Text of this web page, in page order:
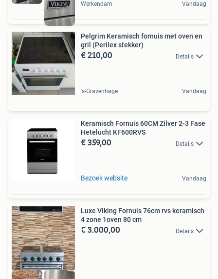
Werkendam Vandaag
Pelgrim Keramisch fornuis met oven en
gril (Perilex stekker)
€ 210,00 Details
's-Gravenhage Vandaag
Keramisch Fornuis 60CM Zilver 2-3 Fase
Hetelucht KF600RVS
€ 359,00 Details
Bezoek website Vandaag
Luxe Viking Fornuis 76cm rvs keramisch
4 zone 1oven 80 cm
€ 3.000,00 Details